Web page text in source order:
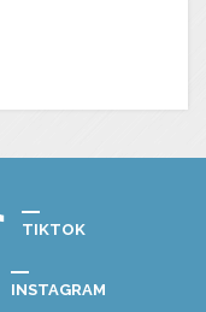
TIKTOK
INSTAGRAM